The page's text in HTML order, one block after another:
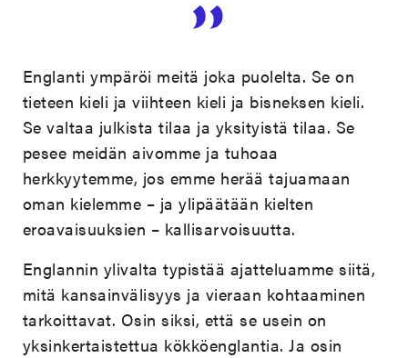
Englanti ympäröi meitä joka puolelta. Se on
tieteen kieli ja viihteen kieli ja bisneksen kieli.
Se valtaa julkista tilaa ja yksityistä tilaa. Se
pesee meidän aivomme ja tuhoaa
herkkyytemme, jos emme herää tajuamaan
oman kielemme – ja ylipäätään kielten
eroavaisuuksien – kallisarvoisuutta.
Englannin ylivalta typistää ajatteluamme siitä,
mitä kansainvälisyys ja vieraan kohtaaminen
tarkoittavat. Osin siksi, että se usein on
yksinkertaistettua kökköenglantia. Ja osin